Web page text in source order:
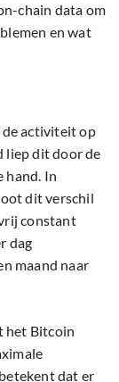
chain data om
en wat
de activiteit op
liep dit door de
hand. In
dit verschil
constant
dag
maand naar
het Bitcoin
dat er